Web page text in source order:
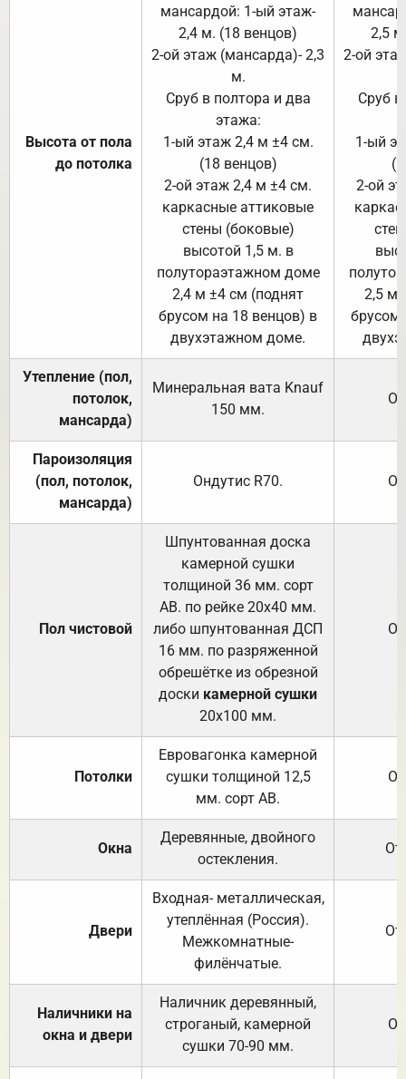
Высота от пола
до потолка
мансардой: 1-ый этаж-
2,4 м. (18 венцов)
2-ой этаж (мансарда)- 2,3
м.
Сруб в полтора и два
этажа:
1-ый этаж 2,4 м ±4 см.
(18 венцов)
2-ой этаж 2,4 м ±4 см.
каркасные аттиковые
стены (боковые)
высотой 1,5 м. в
полутораэтажном доме
2,4 м ±4 см (поднят
брусом на 18 венцов) в
двухэтажном доме.
2,5
2-ой
Сруб
1-ый
2-ой
2,5 м
брусом
Утепление (пол,
потолок,
мансарда)
Минеральная вата Knauf
150 мм.
Пароизоляция
(пол, потолок,
мансарда)
Ондутис R70.
Пол чистовой
Шпунтованная доска
камерной сушки
толщиной 36 мм. сорт
АВ. по рейке 20х40 мм.
либо шпунтованная ДСП
16 мм. по разряженной
обрешётке из обрезной
доски камерной сушки
20х100 мм.
Потолки
Евровагонка камерной
сушки толщиной 12,5
мм. сорт АВ.
Окна
Деревянные, двойного
остекления.
Двери
Входная- металлическая,
утеплённая (Россия).
Межкомнатные-
филёнчатые.
Наличники на
окна и двери
Наличник деревянный,
строганый, камерной
сушки 70-90 мм.